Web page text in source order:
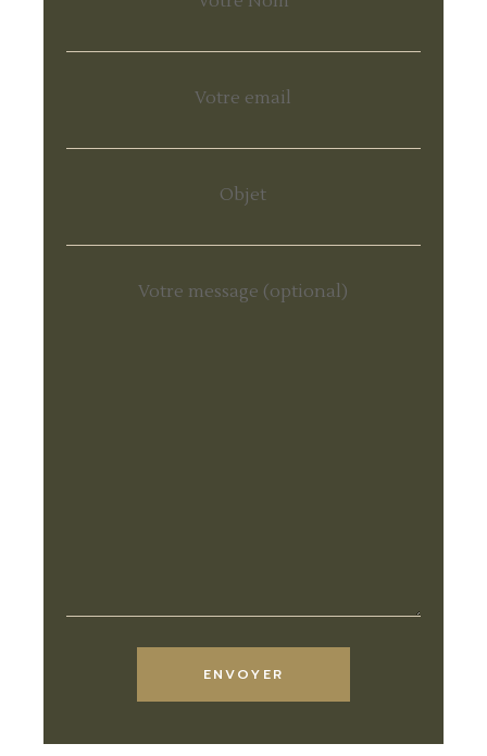
Votre email
Objet
Votre message (optional)
ENVOYER